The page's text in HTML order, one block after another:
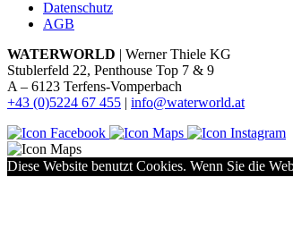
Datenschutz
AGB
WATERWORLD | Werner Thiele KG
Stublerfeld 22, Penthouse Top 7 & 9
A – 6123 Terfens-Vomperbach
+43 (0)5224 67 455 | info@waterworld.at
Diese Website benutzt Cookies. Wenn Sie die